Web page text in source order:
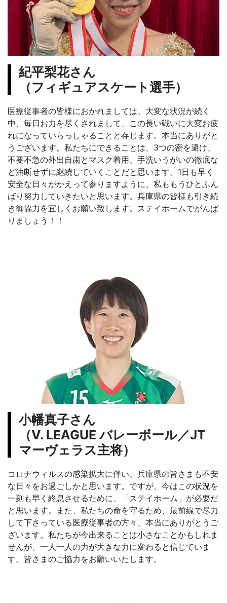
紀平梨花さん
（フィギュアスケート選手）
医療従事者の皆様におかれましては、大変な状況が続く
中、毎日お力を尽くされまして、この長い戦いに大変お疲
れになっていらっしゃることと存じます。本当にありがと
うございます。私たちにできることは、3つの密を避け、
不要不急の外出自粛とマスク着用、手洗いうがいの徹底な
ど油断せずに継続していくことだと思います。1日も早く
安全な日々がかえって参りますように、私ももうひとふん
ばり努力していきたいと思います。兵庫県の皆様も引き続
き御協力を宜しくお願い致します。ステイホームでがんば
りましょう！！
小幡真子さん
（V. LEAGUE バレーボール／JT
マーヴェラス主将）
コロナウィルスの感染拡大に伴い、兵庫県の皆さまも不安
な日々をお過ごしかと思います。ですが、今はこの状況を
一刻も早く終息させるために、「ステイホーム」が必要だ
と思います。また、私たちの命を守るため、最前線で尽力
して下さっている医療従事者の方々、本当にありがとうご
ざいます。私たちが今出来ることは小さなことかもしれま
せんが、一人一人の力が大きな力に変わると信じていま
す。皆さまのご協力をお願いいたします。